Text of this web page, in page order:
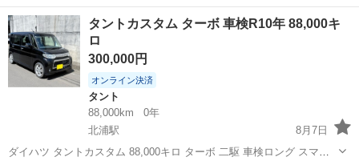
ト （検8.12）
タントカスタム ターボ 車検R10年 88,000キ
ロ
300,000円
オンライン決済
タント
88,000km
0年
北浦駅
8月7日
ダイハツ タントカスタム 88,000キロ ターボ 二駆 車検ロング スマー